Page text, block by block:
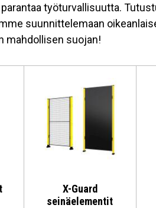
työturvallisuutta.
suunnittelemaan
mahdollisen suojan!
X-Guard
seinäelementit